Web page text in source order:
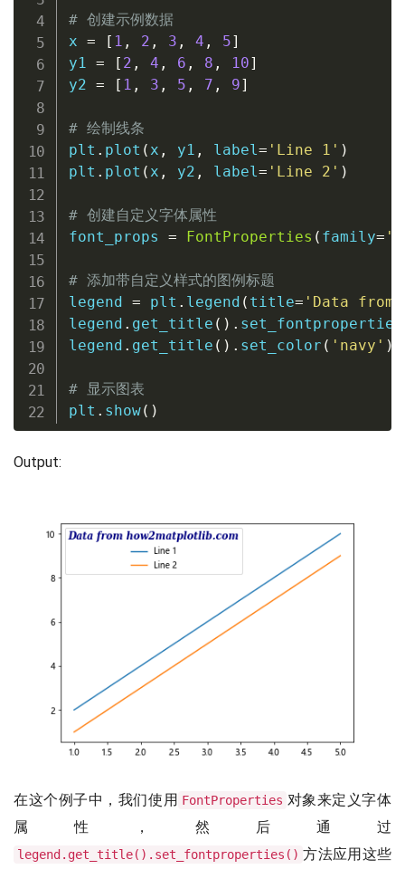
# 创建示例数据
x = [ 1 , 2 , 3 , 4 , 5]
y1 = [ 2 , 4 , 6 , 8 , 10]
y2 = [ 1 , 3 , 5 , 7 , 9]
# 绘制线条
plt . plot ( x , y1 , label= 'Line 1' )
plt . plot ( x , y2 , label= 'Line 2' )
# 创建自定义字体属性
font_props = FontProperties ( family=
# 添加带自定义样式的图例标题
legend = plt . legend ( title= 'Data from
legend . get_title ( ) . set_fontproperties
legend . get_title ( ) . set_color ( 'navy' )
# 显示图表
plt . show( )
Output:
在这个例子中，我们使用 FontProperties 对象来定义字体
属性，然后通过
legend.get_title().set_fontproperties() 方法应用这些